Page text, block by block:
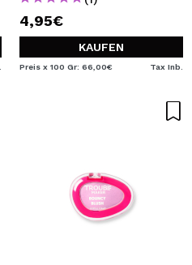
4,95€
KAUFEN
Preis x 100 Gr: 66,00€ Tax Inb.